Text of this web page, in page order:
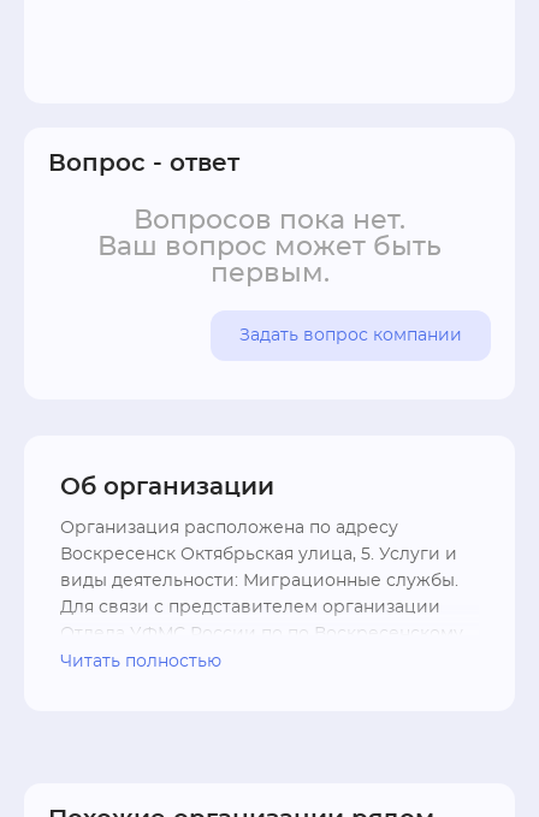
Вопрос - ответ
Вопросов пока нет.
Ваш вопрос может быть
первым.
Задать вопрос компании
Об организации
Организация расположена по адресу
Воскресенск Октябрьская улица, 5. Услуги и
виды деятельности: Миграционные службы.
Для связи с представителем организации
Отдела УФМС России по по Воскресенскому
вы можете использовать контакты - телефон
Читать полностью